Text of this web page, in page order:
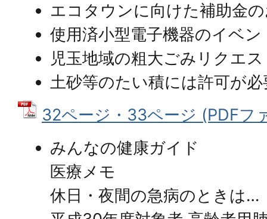
エコタウンに向けた補助金
使用済小型電子機器のイベ
児玉地域の粗大ごみリクエ
土砂等のたい積には許可が
32ページ・33ページ (PDFフ
みんなの健康ガイド
医療メモ
休日・夜間の急病のときは…